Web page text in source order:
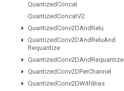
QuantizedConcat
QuantizedConcatV2
QuantizedConv2DAndRelu
QuantizedConv2DAndReluAnd
Requantize
QuantizedConv2DAndRequantize
QuantizedConv2DPerChannel
QuantizedConv2DWithBias